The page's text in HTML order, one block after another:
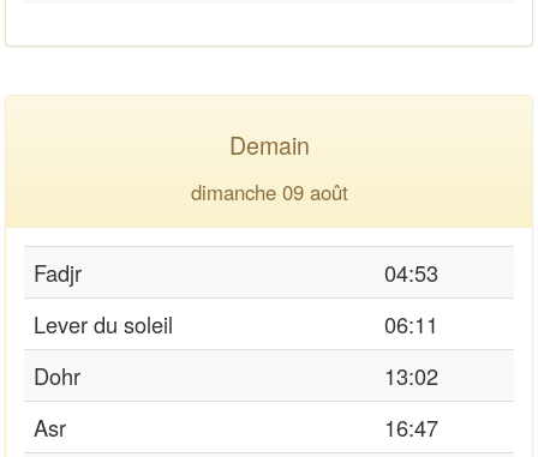
Demain
dimanche 09 août
Fadjr
04:53
Lever du soleil
06:11
Dohr
13:02
Asr
16:47